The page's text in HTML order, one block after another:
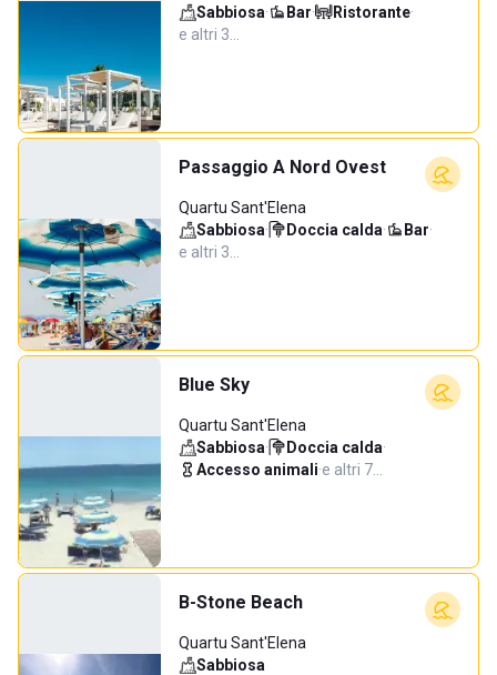
Sabbiosa· Bar· Ristorante·
e altri 3…
Passaggio A Nord Ovest
Quartu Sant'Elena
Sabbiosa· Doccia calda· Bar·
e altri 3…
Blue Sky
Quartu Sant'Elena
Sabbiosa· Doccia calda·
Accesso animali·e altri 7…
B-Stone Beach
Quartu Sant'Elena
Sabbiosa